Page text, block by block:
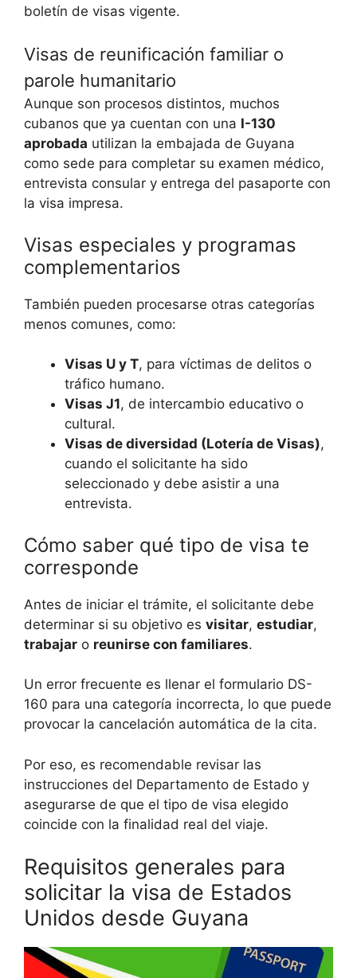
boletín de visas vigente.
Visas de reunificación familiar o
parole humanitario
Aunque son procesos distintos, muchos
cubanos que ya cuentan con una I-130
aprobada utilizan la embajada de Guyana
como sede para completar su examen médico,
entrevista consular y entrega del pasaporte con
la visa impresa.
Visas especiales y programas
complementarios
También pueden procesarse otras categorías
menos comunes, como:
Visas U y T, para víctimas de delitos o
tráfico humano.
Visas J1, de intercambio educativo o
cultural.
Visas de diversidad (Lotería de Visas),
cuando el solicitante ha sido
seleccionado y debe asistir a una
entrevista.
Cómo saber qué tipo de visa te
corresponde
Antes de iniciar el trámite, el solicitante debe
determinar si su objetivo es visitar, estudiar,
trabajar o reunirse con familiares.
Un error frecuente es llenar el formulario DS-
160 para una categoría incorrecta, lo que puede
provocar la cancelación automática de la cita.
Por eso, es recomendable revisar las
instrucciones del Departamento de Estado y
asegurarse de que el tipo de visa elegido
coincide con la finalidad real del viaje.
Requisitos generales para
solicitar la visa de Estados
Unidos desde Guyana